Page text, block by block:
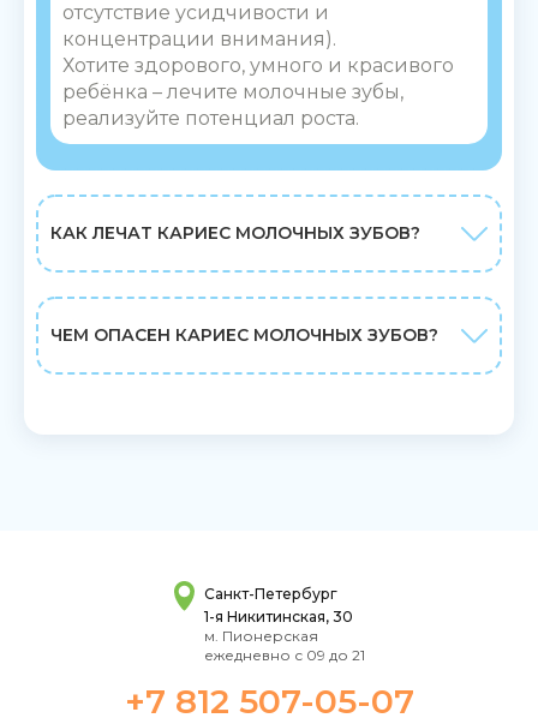
отсутствие усидчивости и
концентрации внимания).
Хотите здорового, умного и красивого
ребёнка – лечите молочные зубы,
реализуйте потенциал роста.
КАК ЛЕЧАТ КАРИЕС МОЛОЧНЫХ ЗУБОВ?
ЧЕМ ОПАСЕН КАРИЕС МОЛОЧНЫХ ЗУБОВ?
Санкт-Петербург
1-я Никитинская, 30
м. Пионерская
ежедневно с 09 до 21
+7 812 507-05-07